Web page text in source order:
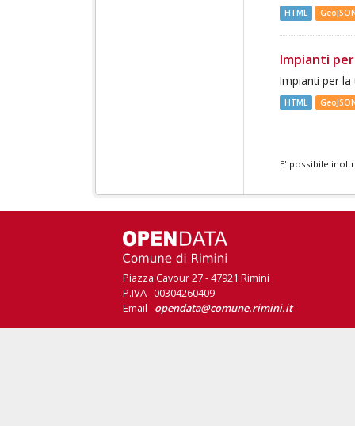
HTML
Impianti
Impianti per la
HTML
E' possibile
Piazza Cavour 27 - 47921 Rimini
P.IVA 00304260409
Email opendata@comune.rimini.it